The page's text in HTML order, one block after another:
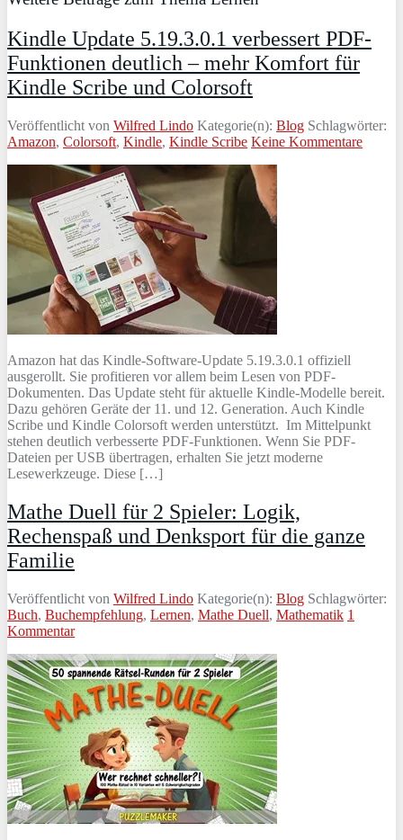
Kindle Update 5.19.3.0.1 verbessert PDF-
Funktionen deutlich – mehr Komfort für
Kindle Scribe und Colorsoft
Veröffentlicht von Wilfred Lindo Kategorie(n): Blog Schlagwörter:
Amazon, Colorsoft, Kindle, Kindle Scribe Keine Kommentare
Amazon hat das Kindle-Software-Update 5.19.3.0.1 offiziell
ausgerollt. Sie profitieren vor allem beim Lesen von PDF-
Dokumenten. Das Update steht für aktuelle Kindle-Modelle bereit.
Dazu gehören Geräte der 11. und 12. Generation. Auch Kindle
Scribe und Kindle Colorsoft werden unterstützt. Im Mittelpunkt
stehen deutlich verbesserte PDF-Funktionen. Wenn Sie PDF-
Dateien per USB übertragen, erhalten Sie jetzt moderne
Lesewerkzeuge. Diese […]
Mathe Duell für 2 Spieler: Logik,
Rechenspaß und Denksport für die ganze
Familie
Veröffentlicht von Wilfred Lindo Kategorie(n): Blog Schlagwörter:
Buch, Buchempfehlung, Lernen, Mathe Duell, Mathematik 1
Kommentar